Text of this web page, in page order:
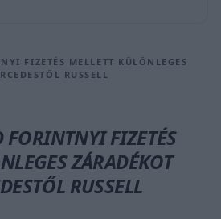
FIZETÉS MELLETT KÜLÖNLEGES
RUSSELL
FIZETÉS
ZÁRADÉKOT
RUSSELL